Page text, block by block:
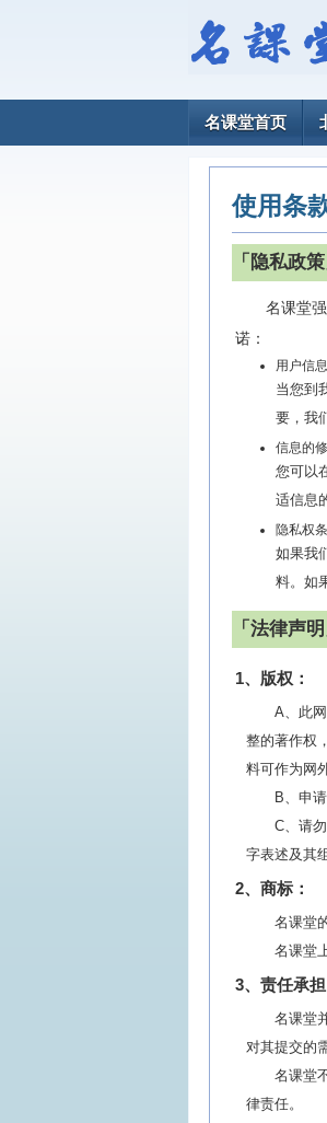
名课堂首页
使用条
「隐私政策
名课堂
诺：
用户信息
当您到
要，我
信息的
您可以
适信息
隐私权
如果我
料。如
「法律声明
1、版权：
A、此
整的著作权
料可作为网
B、申
C、请
字表述及其
2、商标：
名课堂
名课堂
3、责任承担
名课堂
对其提交的
名课堂
律责任。